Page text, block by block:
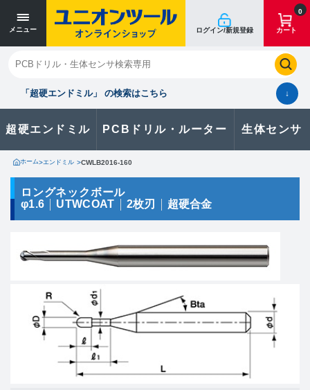
メニュー ログイン/新規登録
0
カート
「超硬エンドミル」 の検索はこちら ↓
超硬エンドミル PCBドリル・ルーター 生体センサ
閉じる
お気に入り クイックオーダー 購入履歴
製品に関するお問い合わせはこちら
カタログ一覧
ホーム>エンドミル >CWLB2016-160
ロングネックボール
φ1.6
UTWCOAT 2枚刃 超硬合金
寸法単位 [mm]
寸法単位 [mm]